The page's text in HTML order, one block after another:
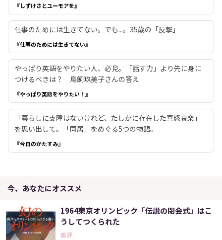
『しずけさとユーモアを』
仕事のためには生きてない。でも...。35歳の「反撃」
『仕事のためには生きてない』
やっぱり英語をやりたい人、必見。「話す力」より先に身に
つけるべきは？ 鳥飼玖美子さんの答え
『やっぱり英語をやりたい！』
「暮らしに支障はないけれど、たしかに存在した喜怒哀楽」
を思い出して。「同居」をめぐる5つの物語。
『今日のかたすみ』
今、あなたにオススメ
1964東京オリンピック「伝説の閉会式」はこ
うしてつくられた
書評